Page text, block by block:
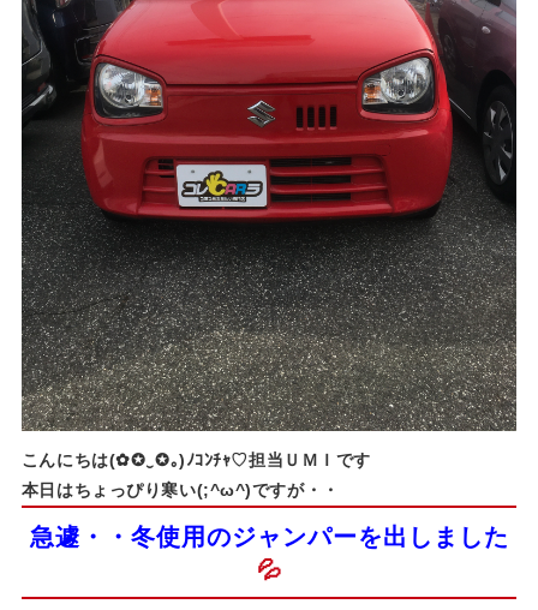
こんにちは(✿✪‿✪｡)ﾉｺﾝﾁｬ♡担当ＵＭＩです
本日はちょっぴり寒い(;^ω^)ですが・・
急遽・・冬使用のジャンパーを出しました
💦